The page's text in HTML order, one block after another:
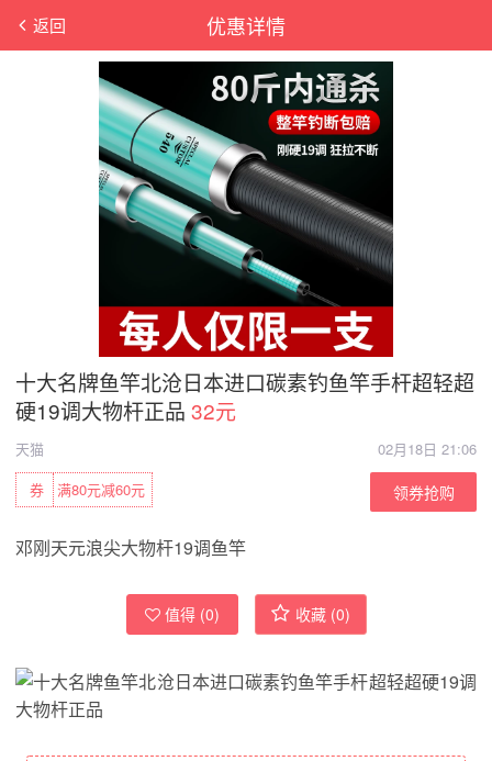
优惠详情
返回
十大名牌鱼竿北沧日本进口碳素钓鱼竿手杆超轻超
硬19调大物杆正品 32元
天猫
02月18日 21:06
满80元减60元
券 领券抢购
邓刚天元浪尖大物杆19调鱼竿
值得 (0) 收藏 (0)